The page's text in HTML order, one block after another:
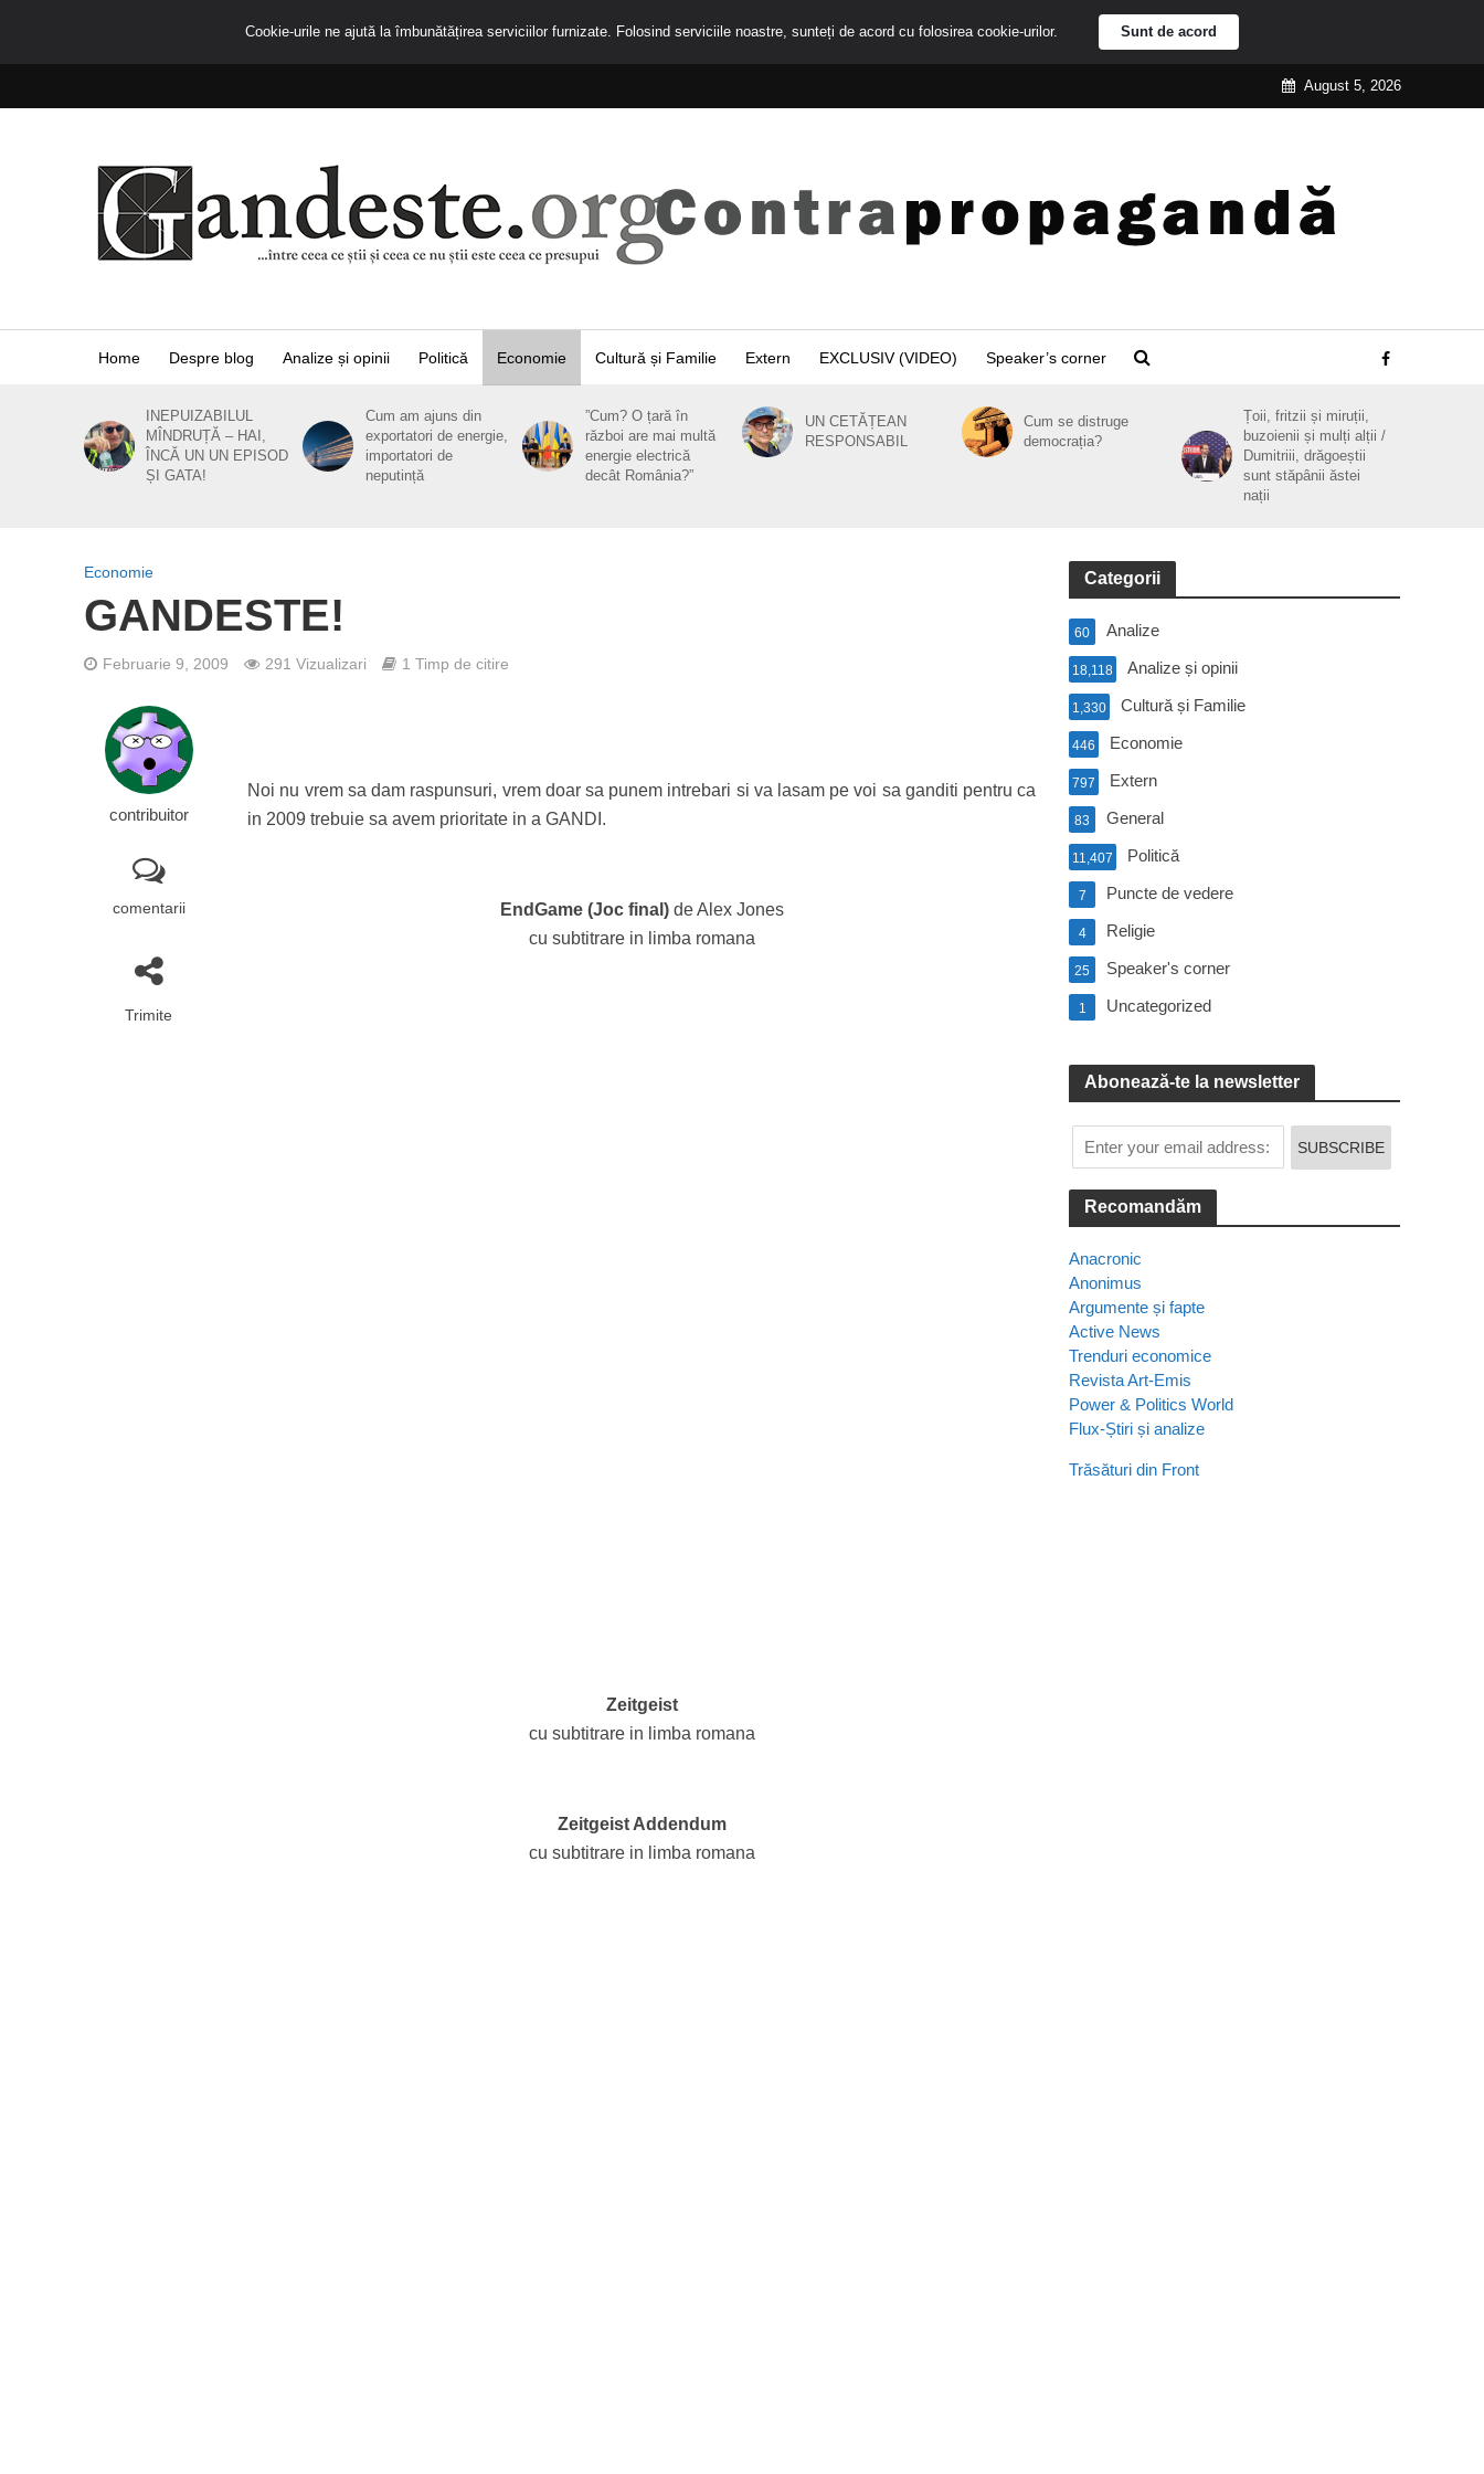
August 5, 2026
Home Despre blog Analize și opinii Politică Economie Cultură și Familie Extern EXCLUSIV (VIDEO) Speaker’s corner
INEPUIZABILUL
MÎNDRUȚĂ – HAI,
ÎNCĂ UN UN EPISOD
ȘI GATA!
Cum am ajuns din
exportatori de energie,
importatori de
neputință
”Cum? O țară în
război are mai multă
energie electrică
decât România?”
UN CETĂȚEAN
RESPONSABIL
Cum se distruge
democrația?
Țoii, fritzii și miruții,
buzoienii și mulți alții /
Dumitriii, drăgoeștii
sunt stăpânii ăstei
nații
Economie
GANDESTE!
Februarie 9, 2009 291 Vizualizari 1 Timp de citire
contribuitor
comentarii
Trimite
Noi nu vrem sa dam raspunsuri, vrem doar sa punem intrebari si va lasam pe voi sa ganditi pentru ca
in 2009 trebuie sa avem prioritate in a GANDI.
EndGame (Joc final)de Alex Jones
cu subtitrare in limba romana
Zeitgeist
cu subtitrare in limba romana
Zeitgeist Addendum
cu subtitrare in limba romana
Categorii
Analize
60
Analize și opinii
18,118
Cultură și Familie
1,330
Economie
446
Extern
797
General
83
Politică
11,407
Puncte de vedere
7
Religie
4
Speaker's corner
25
Uncategorized
1
Abonează-te la newsletter
Recomandăm
Anacronic
Anonimus
Argumente și fapte
Active News
Trenduri economice
Revista Art-Emis
Power & Politics World
Flux-Știri și analize
Trăsături din Front
Cookie-urile ne ajută la îmbunătățirea serviciilor furnizate. Folosind serviciile noastre, sunteți de acord cu folosirea cookie-urilor. Sunt de acord